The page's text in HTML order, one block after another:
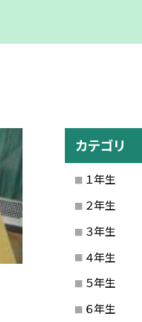
カテゴリ
１年生
２年生
３年生
４年生
５年生
６年生